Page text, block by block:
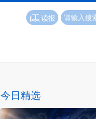
读报
今日精选